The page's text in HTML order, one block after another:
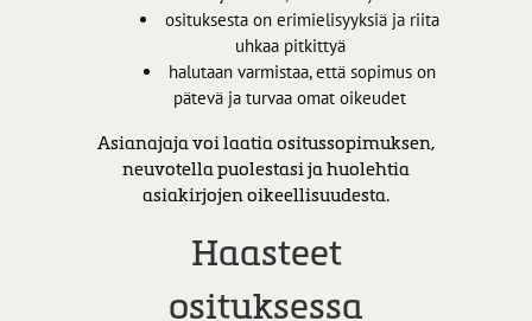
osituksesta on erimielisyyksiä ja riita
uhkaa pitkittyä
halutaan varmistaa, että sopimus on
pätevä ja turvaa omat oikeudet
Asianajaja voi laatia ositussopimuksen,
neuvotella puolestasi ja huolehtia
asiakirjojen oikeellisuudesta.
Haasteet
osituksessa